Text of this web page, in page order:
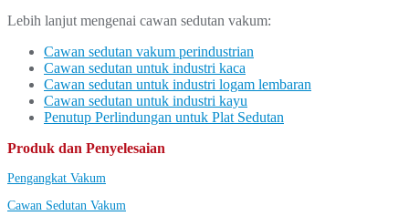
Lebih lanjut mengenai cawan sedutan vakum:
Cawan sedutan vakum perindustrian
Cawan sedutan untuk industri kaca
Cawan sedutan untuk industri logam lembaran
Cawan sedutan untuk industri kayu
Penutup Perlindungan untuk Plat Sedutan
Produk dan Penyelesaian
Pengangkat Vakum
Cawan Sedutan Vakum